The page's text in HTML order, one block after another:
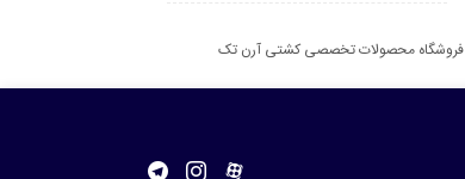
فروشگاه محصولات تخصصی کشتی آرن تک